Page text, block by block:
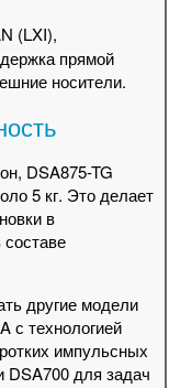
(LXI),
прямой
носители.
DSA875-TG
5 кг. Это делает
в
другие модели
с технологией
импульсных
для задач